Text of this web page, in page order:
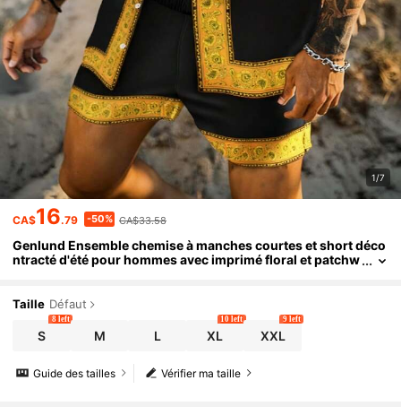
1/7
CA$16.79 -50% CA$33.58
Genlund Ensemble chemise à manches courtes et short déco
ntracté d'été pour hommes avec imprimé floral et patchw
Taille Défaut
S
8 left
M L XL
10 left
XXL
9 left
Vérifier ma taille
Guide des tailles